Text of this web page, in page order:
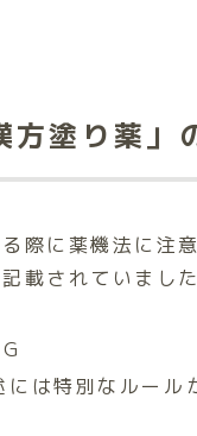
塗り薬」
際に薬機法に注
載されていました
は特別なルール